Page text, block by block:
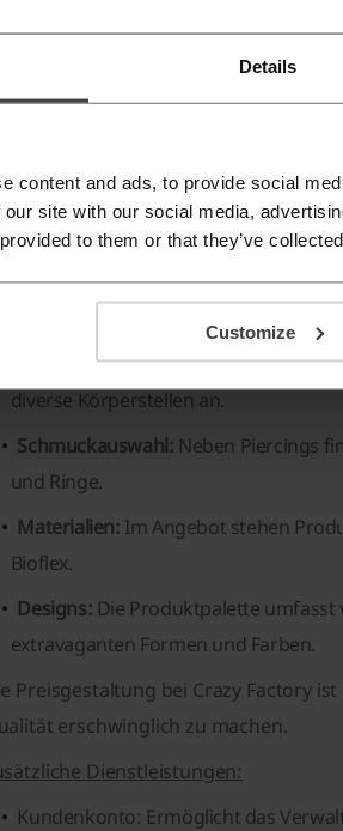
Details
content and ads, to provide social
site with our social media,
to them or that they’ve
Customize
Entdecken Sie Lippenpiercing
über Crazy Factory:
ist ein Online-Shop, der
Piercingsortiment:Crazy Factory
diverse Körperstellen an.
Schmuckauswahl: Neben Piercings
und Ringe.
Materialien: Im Angebot stehen
Bioflex.
Designs: Die Produktpalette umfasst
extravaganten Formen und Farben.
Preisgestaltung bei Crazy Factory
erschwinglich zu machen.
Dienstleistungen:
Kundenkonto: Ermöglicht das